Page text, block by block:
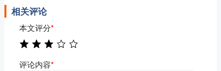
相关评论
本文评分*
评论内容*